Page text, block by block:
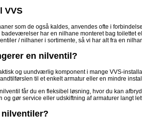
VVS
som de også kaldes, anvendes ofte i
badeværelser har en nilhane monteret bag toilettet
/ nilhaner i sortimente, så vi har alt fra en
en nilventil?
og uundværlig komponent i mange VVS-
til et enkelt armatur eller en mindre
får du en fleksibel løsning, hvor du kan
og gør service eller udskiftning af armaturer langt
nilventiler?